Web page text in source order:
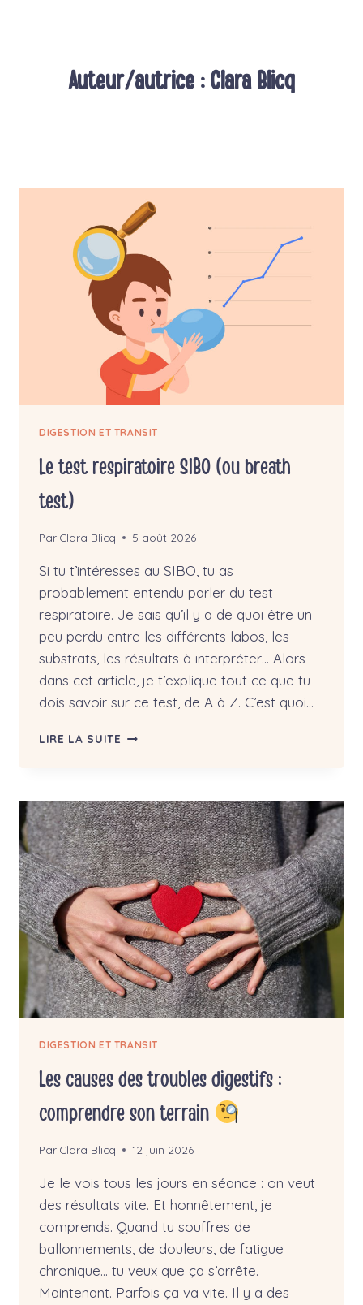
Auteur/autrice : Clara Blicq
DIGESTION ET TRANSIT
Le test respiratoire SIBO (ou breath
test)
Par Clara Blicq 5 août 2026
Si tu t’intéresses au SIBO, tu as
probablement entendu parler du test
respiratoire. Je sais qu’il y a de quoi être un
peu perdu entre les différents labos, les
substrats, les résultats à interpréter… Alors
dans cet article, je t’explique tout ce que tu
dois savoir sur ce test, de A à Z. C’est quoi…
LIRE LA SUITE LE
(OU
BREATH
TEST)
DIGESTION ET TRANSIT
Les causes des troubles digestifs :
comprendre son terrain
Par Clara Blicq 12 juin 2026
Je le vois tous les jours en séance : on veut
des résultats vite. Et honnêtement, je
comprends. Quand tu souffres de
ballonnements, de douleurs, de fatigue
chronique… tu veux que ça s’arrête.
Maintenant. Parfois ça va vite. Il y a des